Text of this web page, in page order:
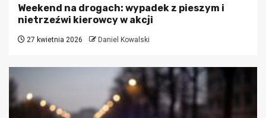
Weekend na drogach: wypadek z pieszym i
nietrzeźwi kierowcy w akcji
27 kwietnia 2026 Daniel Kowalski